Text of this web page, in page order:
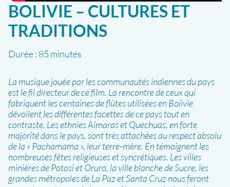
BOLIVIE – CULTURES ET
TRADITIONS
Durée : 85 minutes
La musique jouée par les communautés indiennes du pays
est le fil directeur de ce film. La rencontre de ceux qui
fabriquent les centaines de flûtes utilisées en Bolivie
dévoilent les différentes facettes de ce pays tout en
contraste. Les ethnies Aimaras et Quechuas, en forte
majorité dans le pays, sont très attachées au respect absolu
de la « Pachamama », leur terre-mère. En témoignent les
nombreuses fêtes religieuses et syncrétiques. Les villes
minières de Potosi et Oruro, la ville blanche de Sucre, les
grandes métropoles de La Paz et Santa Cruz nous feront